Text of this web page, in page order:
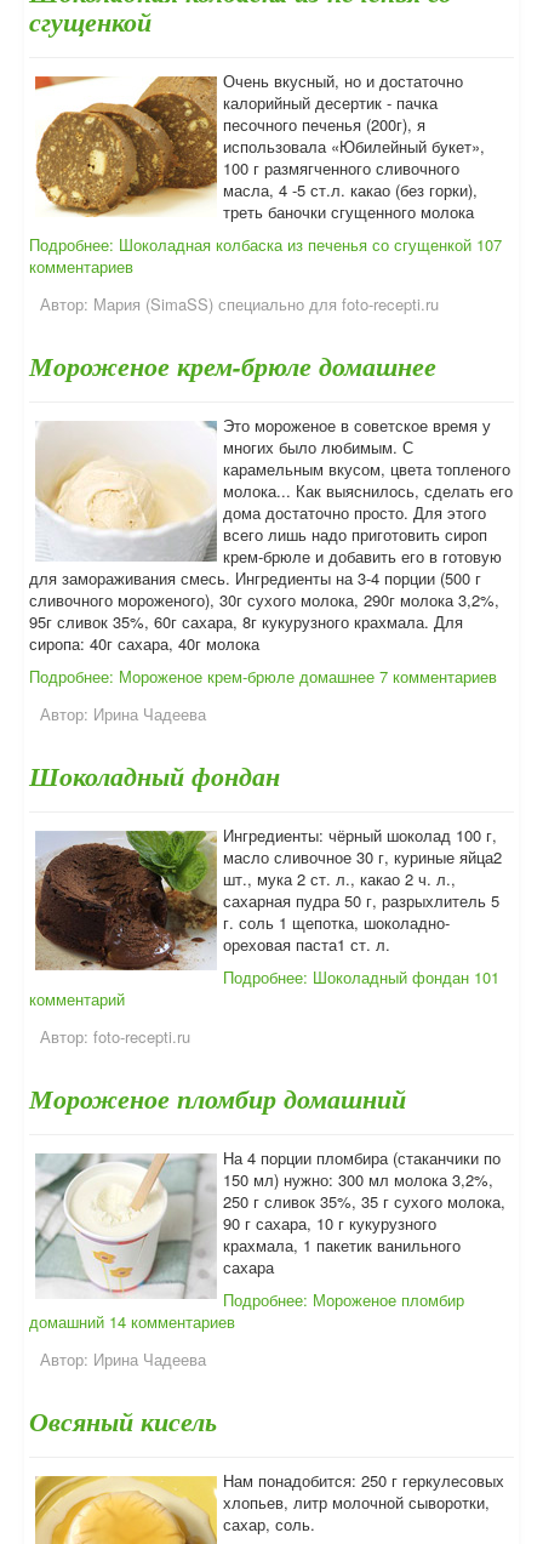
сгущенкой
Очень вкусный, но и достаточно
калорийный десертик - пачка
песочного печенья (200г), я
использовала «Юбилейный букет»,
100 г размягченного сливочного
масла, 4 -5 ст.л. какао (без горки),
треть баночки сгущенного молока
Подробнее: Шоколадная колбаска из печенья со сгущенкой 107
комментариев
Автор: Мария (SimaSS) специально для foto-recepti.ru
Мороженое крем-брюле домашнее
Это мороженое в советское время у
многих было любимым. С
карамельным вкусом, цвета топленого
молока... Как выяснилось, сделать его
дома достаточно просто. Для этого
всего лишь надо приготовить сироп
крем-брюле и добавить его в готовую
для замораживания смесь. Ингредиенты на 3-4 порции (500 г
сливочного мороженого), 30г сухого молока, 290г молока 3,2%,
95г сливок 35%, 60г сахара, 8г кукурузного крахмала. Для
сиропа: 40г сахара, 40г молока
Подробнее: Мороженое крем-брюле домашнее 7 комментариев
Автор: Ирина Чадеева
Шоколадный фондан
Ингредиенты: чёрный шоколад 100 г,
масло сливочное 30 г, куриные яйца2
шт., мука 2 ст. л., какао 2 ч. л.,
сахарная пудра 50 г, разрыхлитель 5
г. соль 1 щепотка, шоколадно-
ореховая паста1 ст. л.
Подробнее: Шоколадный фондан 101
комментарий
Автор: foto-recepti.ru
Мороженое пломбир домашний
На 4 порции пломбира (стаканчики по
150 мл) нужно: 300 мл молока 3,2%,
250 г сливок 35%, 35 г сухого молока,
90 г сахара, 10 г кукурузного
крахмала, 1 пакетик ванильного
сахара
Подробнее: Мороженое пломбир
домашний 14 комментариев
Автор: Ирина Чадеева
Овсяный кисель
Нам понадобится: 250 г геркулесовых
хлопьев, литр молочной сыворотки,
сахар, соль.